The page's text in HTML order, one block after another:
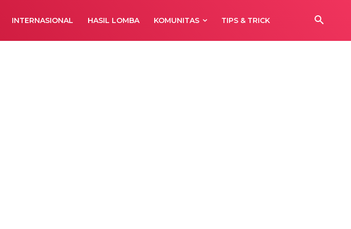
INTERNASIONAL HASIL LOMBA KOMUNITAS TIPS & TRICK